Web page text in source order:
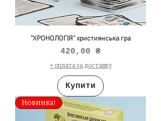
"ХРОНОЛОГІЯ" християнська гра
Ціна
420,00 ₴
+ оплата за доставку
Купити
Новинка!